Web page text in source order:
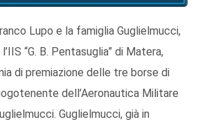
Lupo e la famiglia Guglielmucci,
“G. B. Pentasuglia” di Matera,
di premiazione delle tre borse di
dell’Aeronautica Militare
Guglielmucci, già in